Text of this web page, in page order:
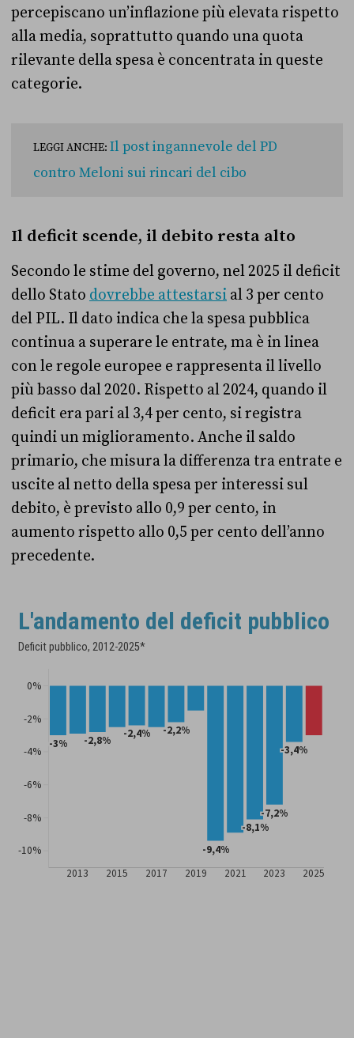
percepiscano un’inflazione più elevata rispetto
alla media, soprattutto quando una quota
rilevante della spesa è concentrata in queste
categorie.
LEGGI ANCHE: Il post ingannevole del PD
contro Meloni sui rincari del cibo
Il deficit scende, il debito resta alto
Secondo le stime del governo, nel 2025 il deficit
dello Stato dovrebbe attestarsi al 3 per cento
del PIL. Il dato indica che la spesa pubblica
continua a superare le entrate, ma è in linea
con le regole europee e rappresenta il livello
più basso dal 2020. Rispetto al 2024, quando il
deficit era pari al 3,4 per cento, si registra
quindi un miglioramento. Anche il saldo
primario, che misura la differenza tra entrate e
uscite al netto della spesa per interessi sul
debito, è previsto allo 0,9 per cento, in
aumento rispetto allo 0,5 per cento dell’anno
precedente.